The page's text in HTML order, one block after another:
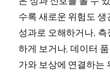
수록 새로운 위험도
성과로 오해하거나,
하게 보거나, 데이터
가와 보상에 연결하는